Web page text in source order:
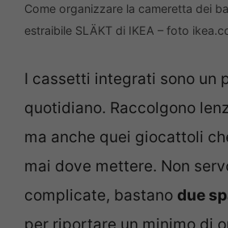
Come organizzare la cameretta dei
estraibile SLÄKT di IKEA – foto
I cassetti integrati sono un
quotidiano. Raccolgono
ma anche quei giocattoli
mai dove mettere. Non
complicate, bastano due
per riportare un minimo di